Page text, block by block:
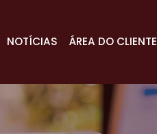
NOTÍCIAS ÁREA DO CLIENTE